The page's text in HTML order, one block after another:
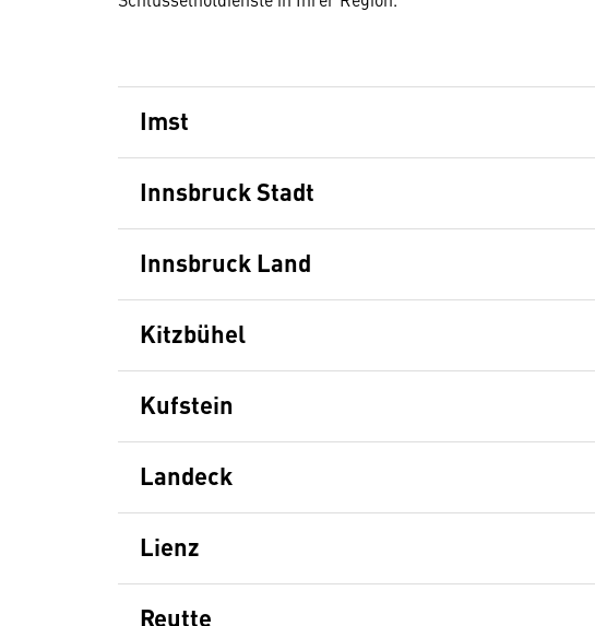
Imst
Innsbruck Stadt
Innsbruck Land
Kitzbühel
Kufstein
Landeck
Lienz
Reutte